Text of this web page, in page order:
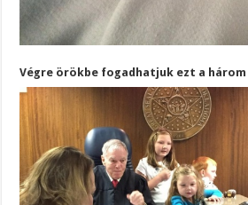
Végre örökbe fogadhatjuk ezt a